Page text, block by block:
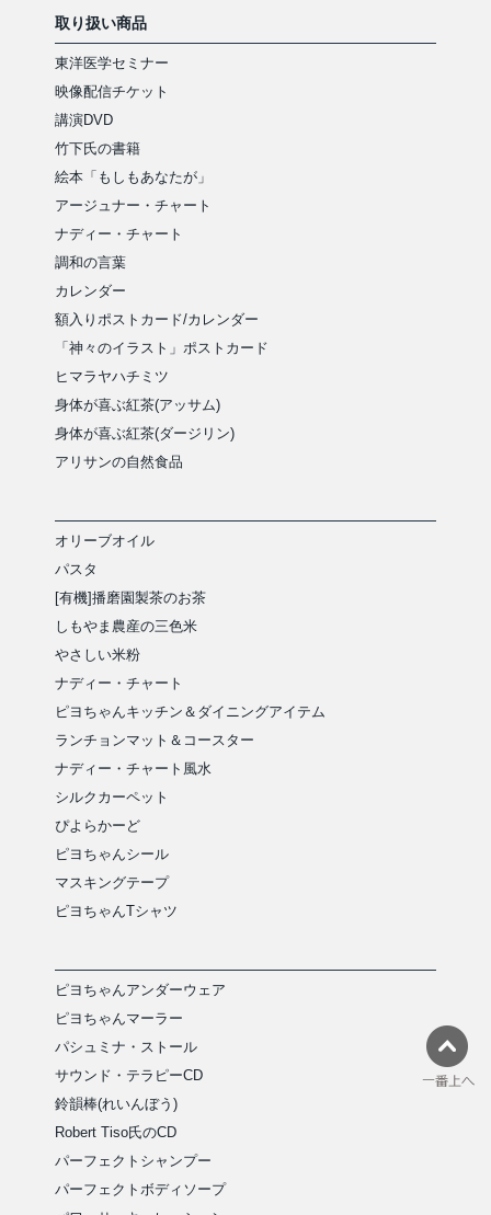
取り扱い商品
東洋医学セミナー
映像配信チケット
講演DVD
竹下氏の書籍
絵本「もしもあなたが」
アージュナー・チャート
ナディー・チャート
調和の言葉
カレンダー
額入りポストカード/カレンダー
「神々のイラスト」ポストカード
ヒマラヤハチミツ
身体が喜ぶ紅茶(アッサム)
身体が喜ぶ紅茶(ダージリン)
アリサンの自然食品
オリーブオイル
パスタ
[有機]播磨園製茶のお茶
しもやま農産の三色米
やさしい米粉
ナディー・チャート
ピヨちゃんキッチン＆ダイニングアイテム
ランチョンマット＆コースター
ナディー・チャート風水
シルクカーペット
ぴよらかーど
ピヨちゃんシール
マスキングテープ
ピヨちゃんTシャツ
ピヨちゃんアンダーウェア
ピヨちゃんマーラー
パシュミナ・ストール
サウンド・テラピーCD
鈴韻棒(れいんぼう)
Robert Tiso氏のCD
パーフェクトシャンプー
パーフェクトボディソープ